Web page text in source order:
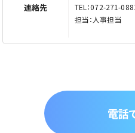
連絡先
TEL：072-271-
担当：人事担当
電話